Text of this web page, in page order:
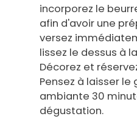
incorporez le
afin d'avoir une
versez
lissez le dessus à
Décorez et
Pensez à laisser
ambiante 30
dégustation.